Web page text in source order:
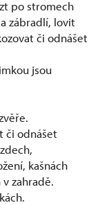
po stromech
zábradlí, lovit
či odnášet
jsou
či odnášet
kašnách
zahradě.